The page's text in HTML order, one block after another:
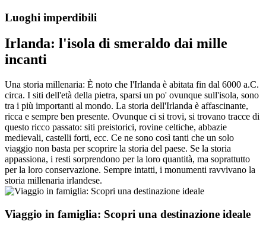
Luoghi imperdibili
Irlanda: l'isola di smeraldo dai mille
incanti
Una storia millenaria: È noto che l'Irlanda è abitata fin dal 6000 a.C.
circa. I siti dell'età della pietra, sparsi un po' ovunque sull'isola, sono
tra i più importanti al mondo. La storia dell'Irlanda è affascinante,
ricca e sempre ben presente. Ovunque ci si trovi, si trovano tracce di
questo ricco passato: siti preistorici, rovine celtiche, abbazie
medievali, castelli forti, ecc. Ce ne sono così tanti che un solo
viaggio non basta per scoprire la storia del paese. Se la storia
appassiona, i resti sorprendono per la loro quantità, ma soprattutto
per la loro conservazione. Sempre intatti, i monumenti ravvivano la
storia millenaria irlandese.
Viaggio in famiglia: Scopri una destinazione ideale